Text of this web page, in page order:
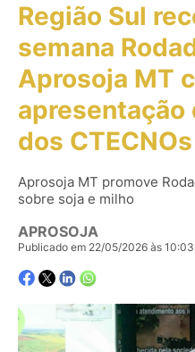
Região Sul
semana
Aprosoja MT
apresentação
dos CTECNOs
Aprosoja MT promove
sobre soja e milho
APROSOJA
Publicado em 22/05/2026 às